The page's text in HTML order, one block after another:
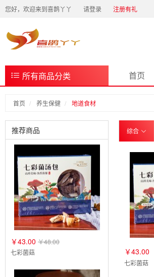
您好，欢迎来到喜鹊丫丫 请登录 注册有礼
所有商品分类 首页
首页 养生保健 地道食材
推荐商品
￥43.00 ￥48.00
七彩菌菇
综合
￥43.00
七彩菌菇